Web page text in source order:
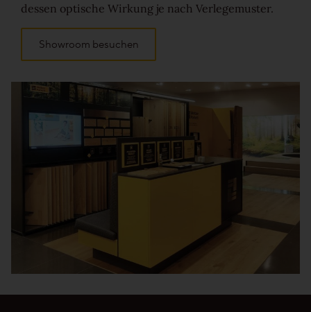
dessen optische Wirkung je nach Verlegemuster.
Showroom besuchen